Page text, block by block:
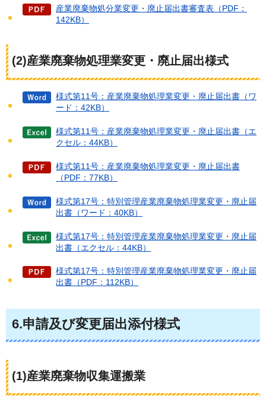
産業廃棄物処分業変更・廃止届出書審査表（PDF：
142KB）
(2)産業廃棄物処理業変更・廃止届出様式
様式第11号：産業廃棄物処理業変更・廃止届出書（ワ
ード：42KB）
様式第11号：産業廃棄物処理業変更・廃止届出書（エ
クセル：44KB）
様式第11号：産業廃棄物処理業変更・廃止届出書
（PDF：77KB）
様式第17号：特別管理産業廃棄物処理業変更・廃止届
出書（ワード：40KB）
様式第17号：特別管理産業廃棄物処理業変更・廃止届
出書（エクセル：44KB）
様式第17号：特別管理産業廃棄物処理業変更・廃止届
出書（PDF：112KB）
6.申請及び変更届出添付様式
(1)産業廃棄物収集運搬業